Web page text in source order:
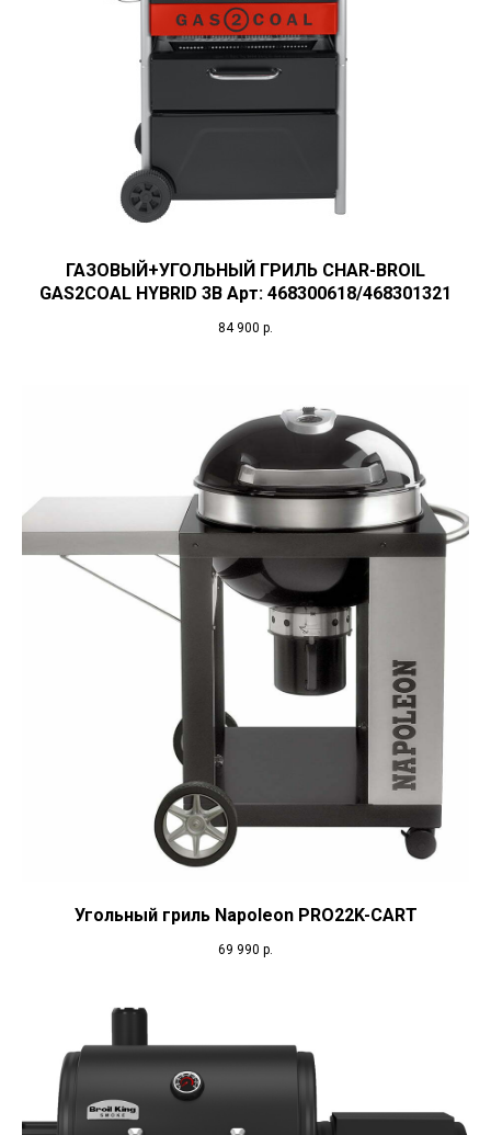
ГАЗОВЫЙ+УГОЛЬНЫЙ ГРИЛЬ CHAR-BROIL
GAS2COAL HYBRID 3B Арт: 468300618/468301321
84 900 р.
Угольный гриль Napoleon PRO22K-CART
69 990 р.